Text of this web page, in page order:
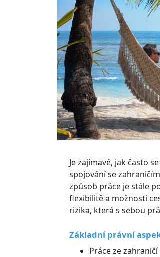
Je zajímavé, jak často
spojování se
způsob práce je stále
flexibilitě a možnosti
rizika, která s sebou
Základní právní
Práce ze